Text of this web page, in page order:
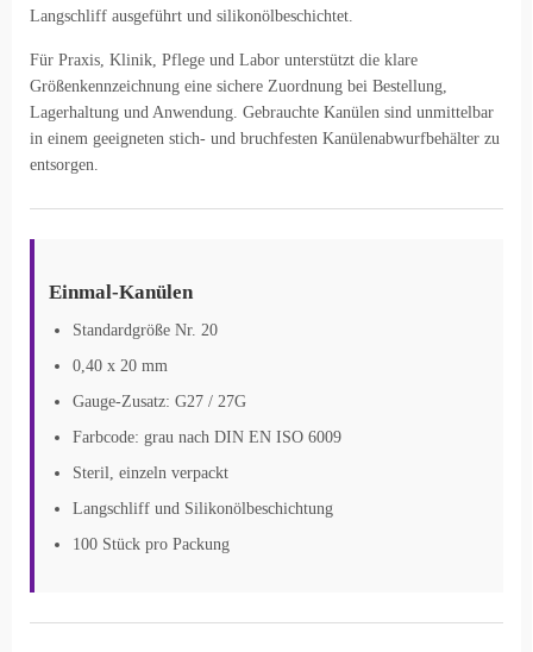
Langschliff ausgeführt und silikonölbeschichtet.
Für Praxis, Klinik, Pflege und Labor unterstützt die klare
Größenkennzeichnung eine sichere Zuordnung bei Bestellung,
Lagerhaltung und Anwendung. Gebrauchte Kanülen sind unmittelbar
in einem geeigneten stich- und bruchfesten Kanülenabwurfbehälter zu
entsorgen.
Einmal-Kanülen
Standardgröße Nr. 20
0,40 x 20 mm
Gauge-Zusatz: G27 / 27G
Farbcode: grau nach DIN EN ISO 6009
Steril, einzeln verpackt
Langschliff und Silikonölbeschichtung
100 Stück pro Packung